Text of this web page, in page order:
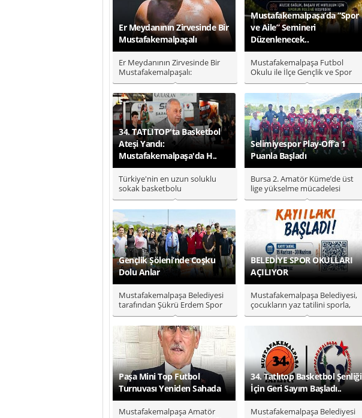
Er Meydanının Zirvesinde Bir
Mustafakemalpaşalı
Er Meydanının Zirvesinde Bir
Mustafakemalpaşalı:
Başpehlivan Bekir Can
Özturgut!..
Mustafakemalpaşa’da “Spor
ve Aile” Semineri
Düzenlenecek..
Mustafakemalpaşa Futbol
Okulu ile İlçe Gençlik ve Spor
Müdürlüğü iş birliğinde, çocuk..
34. TATLITOP'ta Basketbol
Ateşi Yandı:
Mustafakemalpaşa'da H..
Türkiye'nin en uzun soluklu
sokak basketbolu
organizasyonlarından biri olan
TATLITOP ..
Selimiyespor Play-Off’a 1
Puanla Başladı
Bursa 2. Amatör Küme’de üst
lige yükselme mücadelesi
veren Selimiyespor, Play-Off
Gru..
Gençlik Şöleni’nde Coşku
Dolu Anlar
Mustafakemalpaşa Belediyesi
tarafından Şükrü Erdem Spor
Tesisleri’nde düzenlenen Genç..
BELEDİYE SPOR OKULLARI
AÇILIYOR
Mustafakemalpaşa Belediyesi,
çocukların yaz tatilini sporla,
disiplinle ve eğlenceyle..
Paşa Mini Top Futbol
Turnuvası Yeniden Sahada
Mustafakemalpaşa Amatör
34. Tatlıtop Basketbol Şenliği
İçin Geri Sayım Başladı..
Mustafakemalpaşa Belediyesi